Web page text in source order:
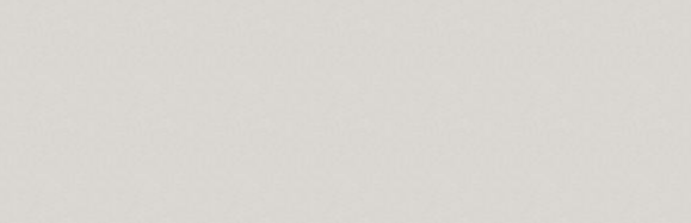
mi?
oruç erkanı
dönenin canı manası.